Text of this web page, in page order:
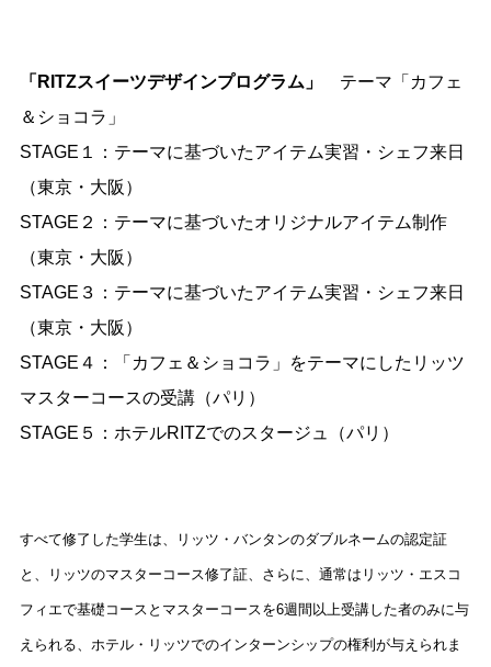
「RITZスイーツデザインプログラム」
テーマ「カフェ
＆ショコラ」
STAGE１：テーマに基づいたアイテム実習・シェフ来日
（東京・大阪）
STAGE２：テーマに基づいたオリジナルアイテム制作
（東京・大阪）
STAGE３：テーマに基づいたアイテム実習・シェフ来日
（東京・大阪）
STAGE４：「カフェ＆ショコラ」をテーマにしたリッツ
マスターコースの受講（パリ）
STAGE５：ホテルRITZでのスタージュ（パリ）
すべて修了した学生は、リッツ・バンタンのダブルネームの認定証
と、リッツのマスターコース修了証、さらに、通常はリッツ・エスコ
フィエで基礎コースとマスターコースを6週間以上受講した者のみに与
えられる、ホテル・リッツでのインターンシップの権利が与えられま